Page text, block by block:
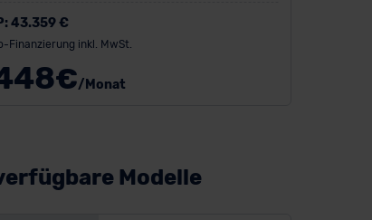
43.359 €
Finanzierung inkl. MwSt.
€/Monat
Modelle